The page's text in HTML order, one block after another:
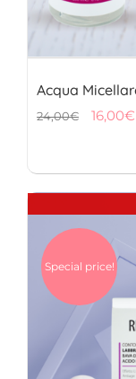
Acqua
24,00€
Il
era:
16,00€
Special price!